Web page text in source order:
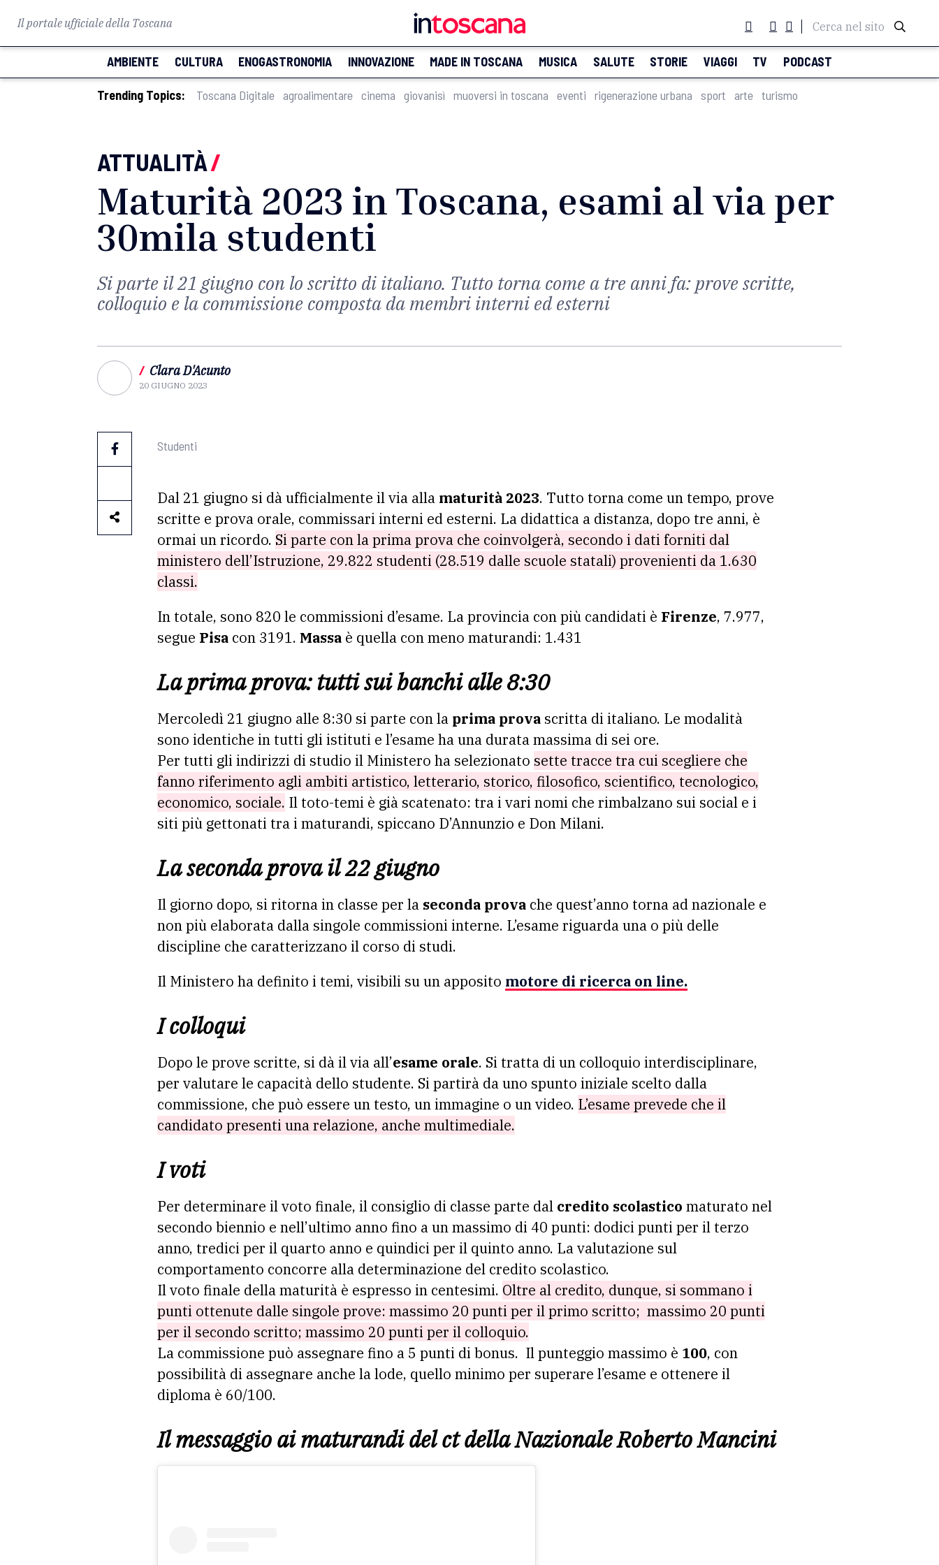
Il portale ufficiale della Toscana Cerca nel sito
AMBIENTE CULTURA ENOGASTRONOMIA INNOVAZIONE MADE IN TOSCANA MUSICA SALUTE STORIE VIAGGI TV PODCAST
Trending Topics: Toscana Digitale agroalimentare cinema giovanisì muoversi in toscana eventi rigenerazione urbana sport arte turismo
ATTUALITÀ/
Maturità 2023 in Toscana, esami al via per
30mila studenti
Si parte il 21 giugno con lo scritto di italiano. Tutto torna come a tre anni fa: prove scritte,
colloquio e la commissione composta da membri interni ed esterni
/ Clara D'Acunto
20 GIUGNO 2023
Studenti
Dal 21 giugno si dà ufficialmente il via alla maturità 2023. Tutto torna come un tempo, prove
scritte e prova orale, commissari interni ed esterni. La didattica a distanza, dopo tre anni, è
ormai un ricordo. Si parte con la prima prova che coinvolgerà, secondo i dati forniti dal
ministero dell’Istruzione, 29.822 studenti (28.519 dalle scuole statali) provenienti da 1.630
classi.
In totale, sono 820 le commissioni d’esame. La provincia con più candidati è Firenze, 7.977,
segue Pisa con 3191. Massa è quella con meno maturandi: 1.431
La prima prova: tutti sui banchi alle 8:30
Mercoledì 21 giugno alle 8:30 si parte con la prima prova scritta di italiano. Le modalità
sono identiche in tutti gli istituti e l’esame ha una durata massima di sei ore.
Per tutti gli indirizzi di studio il Ministero ha selezionato sette tracce tra cui scegliere che
fanno riferimento agli ambiti artistico, letterario, storico, filosofico, scientifico, tecnologico,
economico, sociale. Il toto-temi è già scatenato: tra i vari nomi che rimbalzano sui social e i
siti più gettonati tra i maturandi, spiccano D’Annunzio e Don Milani.
La seconda prova il 22 giugno
Il giorno dopo, si ritorna in classe per la seconda prova che quest’anno torna ad nazionale e
non più elaborata dalla singole commissioni interne. L’esame riguarda una o più delle
discipline che caratterizzano il corso di studi.
Il Ministero ha definito i temi, visibili su un apposito motore di ricerca on line.
I colloqui
Dopo le prove scritte, si dà il via all’esame orale. Si tratta di un colloquio interdisciplinare,
per valutare le capacità dello studente. Si partirà da uno spunto iniziale scelto dalla
commissione, che può essere un testo, un immagine o un video. L’esame prevede che il
candidato presenti una relazione, anche multimediale.
I voti
Per determinare il voto finale, il consiglio di classe parte dal credito scolastico maturato nel
secondo biennio e nell’ultimo anno fino a un massimo di 40 punti: dodici punti per il terzo
anno, tredici per il quarto anno e quindici per il quinto anno. La valutazione sul
comportamento concorre alla determinazione del credito scolastico.
Il voto finale della maturità è espresso in centesimi. Oltre al credito, dunque, si sommano i
punti ottenute dalle singole prove: massimo 20 punti per il primo scritto; massimo 20 punti
per il secondo scritto; massimo 20 punti per il colloquio.
La commissione può assegnare fino a 5 punti di bonus. Il punteggio massimo è 100, con
possibilità di assegnare anche la lode, quello minimo per superare l’esame e ottenere il
diploma è 60/100.
Il messaggioai maturandidel ct della Nazionale Roberto Mancini